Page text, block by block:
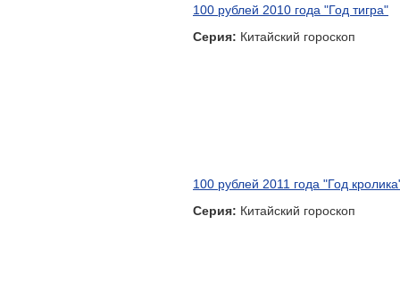
100 рублей 2010 года "Год тигра"
Серия: Китайский гороскоп
100 рублей 2011 года "Год
Серия: Китайский гороскоп